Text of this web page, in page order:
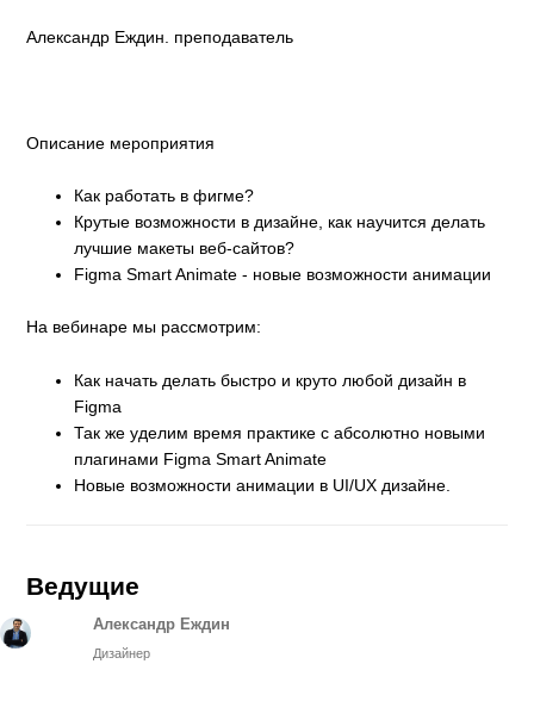
Александр Еждин. преподаватель
Описание мероприятия
Как работать в фигме?
Крутые возможности в дизайне, как научится делать
лучшие макеты веб-сайтов?
Figma Smart Animate - новые возможности анимации
На вебинаре мы рассмотрим:
Как начать делать быстро и круто любой дизайн в
Figma
Так же уделим время практике с абсолютно новыми
плагинами Figma Smart Animate
Новые возможности анимации в UI/UX дизайне.
Ведущие
Александр Еждин
Дизайнер